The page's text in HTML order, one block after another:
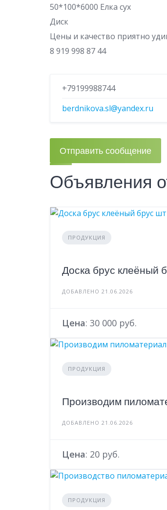
50*100*6000 Елка сух
Диск
Цены и качество приятно
8 919 998 87 44
+79199988744
berdnikova.sl@yandex.ru
Отправить сообщение
Объявления
ПРОДУКЦИЯ
Доска брус клеёный
ДОБАВЛЕНО 21.06.2026
Цена: 30 000 руб.
ПРОДУКЦИЯ
Производим
ДОБАВЛЕНО 21.06.2026
Цена: 20 руб.
ПРОДУКЦИЯ